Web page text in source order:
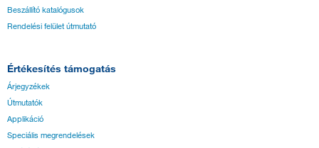
Beszállító katalógusok
Rendelési felület útmutató
Értékesítés támogatás
Árjegyzékek
Útmutatók
Applikáció
Speciális megrendelések